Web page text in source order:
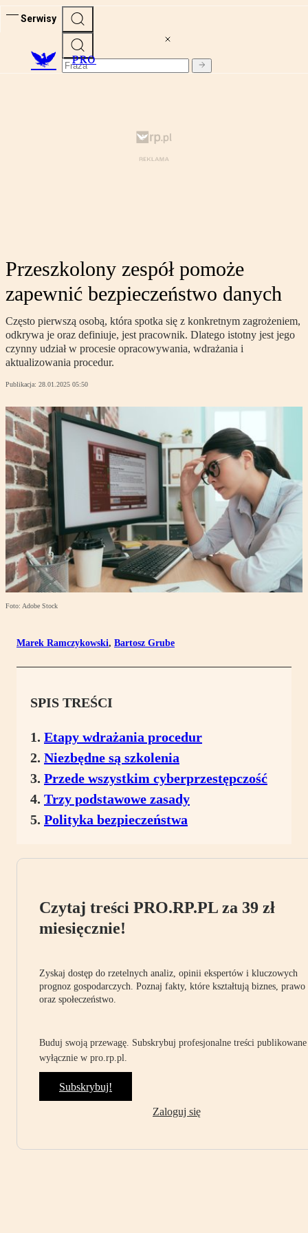
Serwisy
PRO
Przeszkolony zespół pomoże
zapewnić bezpieczeństwo danych
Często pierwszą osobą, która spotka się z konkretnym zagrożeniem,
odkrywa je oraz definiuje, jest pracownik. Dlatego istotny jest jego
czynny udział w procesie opracowywania, wdrażania i
aktualizowania procedur.
Publikacja: 28.01.2025 05:50
Foto: Adobe Stock
Marek Ramczykowski, Bartosz Grube
SPIS TREŚCI
Etapy wdrażania procedur
Niezbędne są szkolenia
Przede wszystkim cyberprzestępczość
Trzy podstawowe zasady
Polityka bezpieczeństwa
Czytaj treści PRO.RP.PL za 39 zł
miesięcznie!
Zyskaj dostęp do rzetelnych analiz, opinii ekspertów i kluczowych
prognoz gospodarczych. Poznaj fakty, które kształtują biznes, prawo
oraz społeczeństwo.
Buduj swoją przewagę. Subskrybuj profesjonalne treści publikowane
wyłącznie w pro.rp.pl.
Subskrybuj!
Zaloguj się